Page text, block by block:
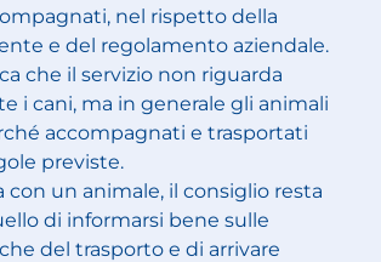
nel rispetto della
e del regolamento aziendale.
che il servizio non riguarda
i cani, ma in generale gli animali
accompagnati e trasportati
previste.
con un animale, il consiglio resta
di informarsi bene sulle
del trasporto e di arrivare